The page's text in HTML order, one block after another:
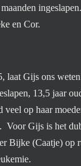
en Cor.
laat Gijs ons
13,5 jaar
veel op haar
Voor Gijs is het
Bijke (Caatje) op